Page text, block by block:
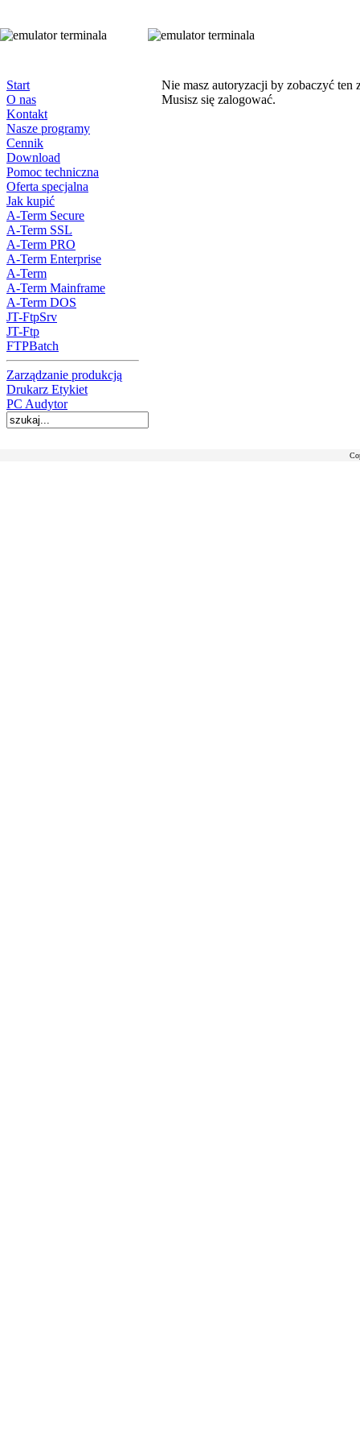
Start
O nas
Kontakt
Nasze programy
Cennik
Download
Pomoc techniczna
Oferta specjalna
Jak kupić
A-Term Secure
A-Term SSL
A-Term PRO
A-Term Enterprise
A-Term
A-Term Mainframe
A-Term DOS
JT-FtpSrv
JT-Ftp
FTPBatch
Zarządzanie produkcją
Drukarz Etykiet
PC Audytor
Nie masz autoryzacji by zobaczyć ten
Musisz się zalogować.